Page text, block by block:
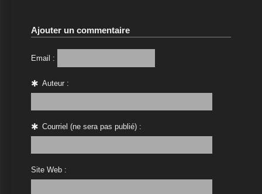
Ajouter un commentaire
Email :
Auteur :
Courriel (ne sera pas publié) :
Site Web :